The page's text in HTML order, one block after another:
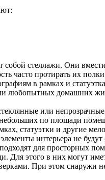
стеллажи. Они
часто протирать их
в рамках и
любопытных домашних
или
по площади
статуэтки и другие
интерьера не будут
для просторных
Для этого в них могут
При этом снаружи не